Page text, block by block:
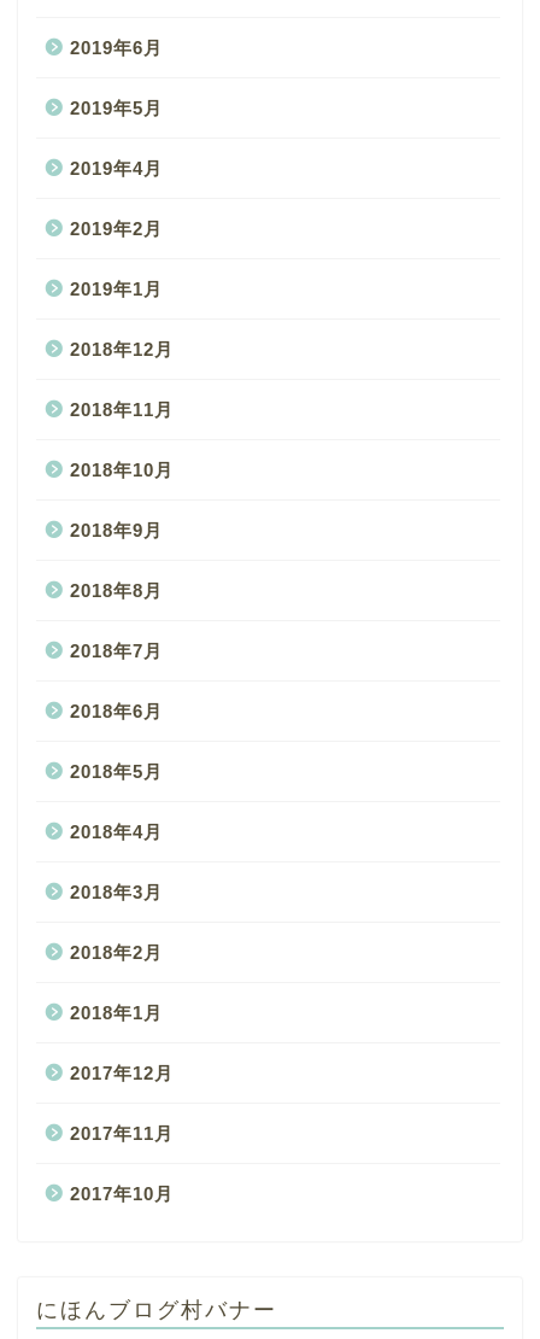
2019年6月
2019年5月
2019年4月
2019年2月
2019年1月
2018年12月
2018年11月
2018年10月
2018年9月
2018年8月
2018年7月
2018年6月
2018年5月
2018年4月
2018年3月
2018年2月
2018年1月
2017年12月
2017年11月
2017年10月
にほんブログ村バナー